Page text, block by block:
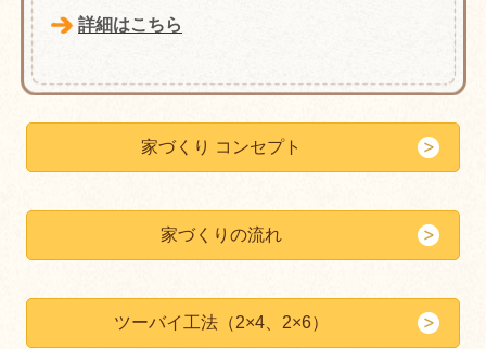
詳細はこちら
家づくり コンセプト
家づくりの流れ
ツーバイ工法（2×4、2×6）